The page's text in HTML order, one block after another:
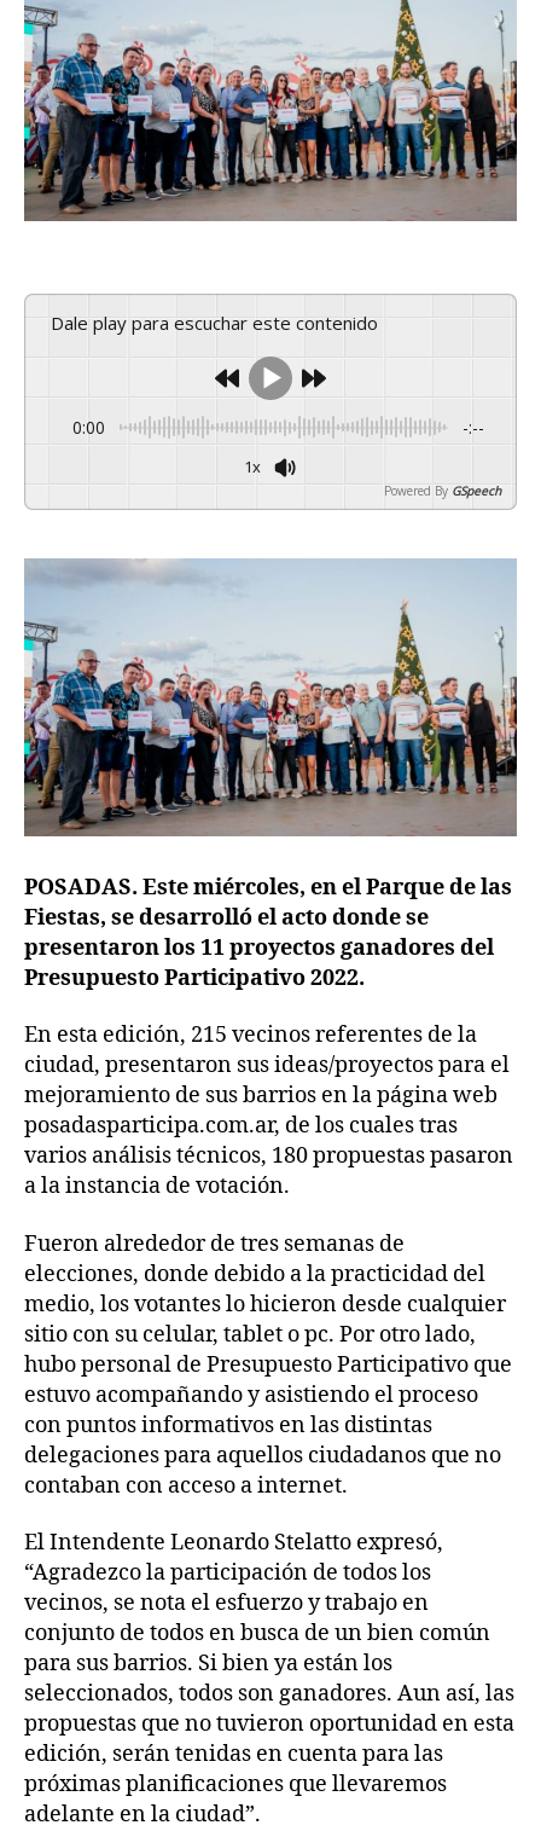
Dale play para escuchar este contenido
0:00 -:--
1x
Powered By GSpeech
POSADAS. Este miércoles, en el Parque de las
Fiestas, se desarrolló el acto donde se
presentaron los 11 proyectos ganadores del
Presupuesto Participativo 2022.
En esta edición, 215 vecinos referentes de la
ciudad, presentaron sus ideas/proyectos para el
mejoramiento de sus barrios en la página web
posadasparticipa.com.ar, de los cuales tras
varios análisis técnicos, 180 propuestas pasaron
a la instancia de votación.
Fueron alrededor de tres semanas de
elecciones, donde debido a la practicidad del
medio, los votantes lo hicieron desde cualquier
sitio con su celular, tablet o pc. Por otro lado,
hubo personal de Presupuesto Participativo que
estuvo acompañando y asistiendo el proceso
con puntos informativos en las distintas
delegaciones para aquellos ciudadanos que no
contaban con acceso a internet.
El Intendente Leonardo Stelatto expresó,
“Agradezco la participación de todos los
vecinos, se nota el esfuerzo y trabajo en
conjunto de todos en busca de un bien común
para sus barrios. Si bien ya están los
seleccionados, todos son ganadores. Aun así, las
propuestas que no tuvieron oportunidad en esta
edición, serán tenidas en cuenta para las
próximas planificaciones que llevaremos
adelante en la ciudad”.